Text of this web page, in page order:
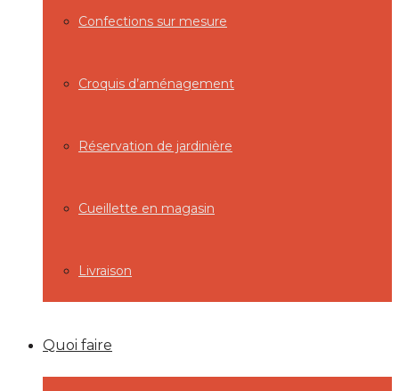
Confections sur mesure
Croquis d’aménagement
Réservation de jardinière
Cueillette en magasin
Livraison
Quoi faire